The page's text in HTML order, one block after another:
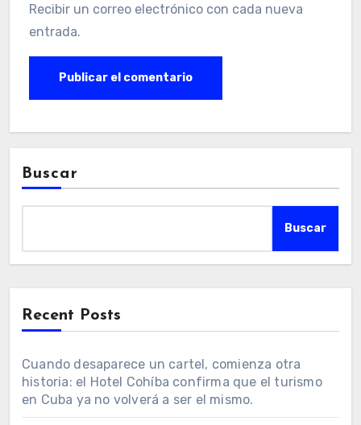
Recibir un correo electrónico con cada nueva
entrada.
Buscar
Buscar
Recent Posts
Cuando desaparece un cartel, comienza otra
historia: el Hotel Cohíba confirma que el turismo
en Cuba ya no volverá a ser el mismo.